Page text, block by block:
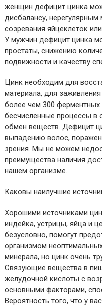
женщин дефицит цинка
дисбалансу, нерегулярным
созревания яйцеклеток
У мужчин дефицит цинка
простаты, снижению
подвижности и качеству
Цинк необходим для
материала, для
более чем 300
бесчисленные процессы в
обмен веществ. Дефицит
выпадению волос,
зрения. Мы не можем
преимущества наличия
нашем организме.
Каковы наилучшие
Хорошими источниками
индейка, устрицы, яйца и
безусловно, помогут
организмом
минерала, но цинк очень
Связующие вещества в
желудочной кислоты с
основными факторами,
Вероятность того, что у